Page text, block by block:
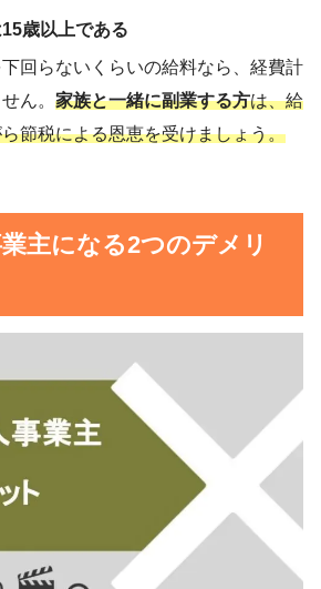
歳以上である
回らないくらいの給料なら、経費計
ん。 家族と一緒に副業する方は、給
節税による恩恵を受けましょう。
主になる2つのデメリ